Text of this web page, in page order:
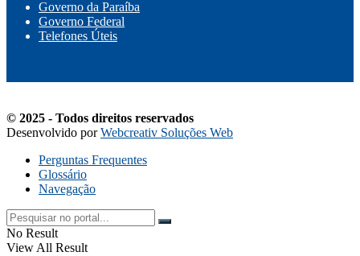
Governo da Paraíba
Governo Federal
Telefones Úteis
© 2025 - Todos direitos reservados
Desenvolvido porWebcreativ Soluções Web
Perguntas Frequentes
Glossário
Navegação
No Result
View All Result